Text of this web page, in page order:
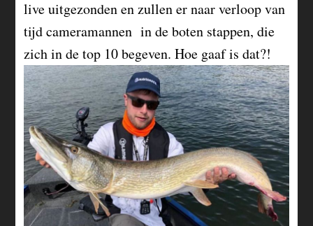
live uitgezonden en zullen er naar verloop van
tijd cameramannen in de boten stappen, die
zich in de top 10 begeven. Hoe gaaf is dat?!